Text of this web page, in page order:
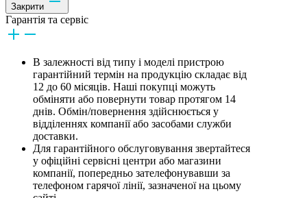
Закрити
Гарантія та сервіс
В залежності від типу і моделі пристрою
гарантійний термін на продукцію складає від
12 до 60 місяців. Наші покупці можуть
обміняти або повернути товар протягом 14
днів. Обмін/повернення здійснюється у
відділеннях компанії або засобами служби
доставки.
Для гарантійного обслуговування звертайтеся
у офіційні сервісні центри або магазини
компанії, попередньо зателефонувавши за
телефоном гарячої лінії, зазначеної на цьому